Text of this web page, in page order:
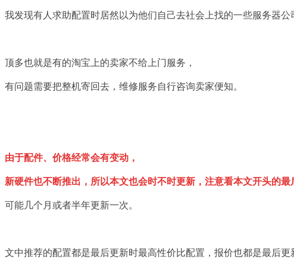
我发现有人求助配置时居然以为他们自己去社会上找的一些服务器公
顶多也就是有的淘宝上的卖家不给上门服务，
有问题需要把整机寄回去，维修服务自行咨询卖家便知。
由于配件、价格经常会有变动，
新硬件也不断推出，所以本文也会时不时更新，注意看本文开头的最
可能几个月或者半年更新一次。
文中推荐的配置都是最后更新时最高性价比配置，报价也都是最后更